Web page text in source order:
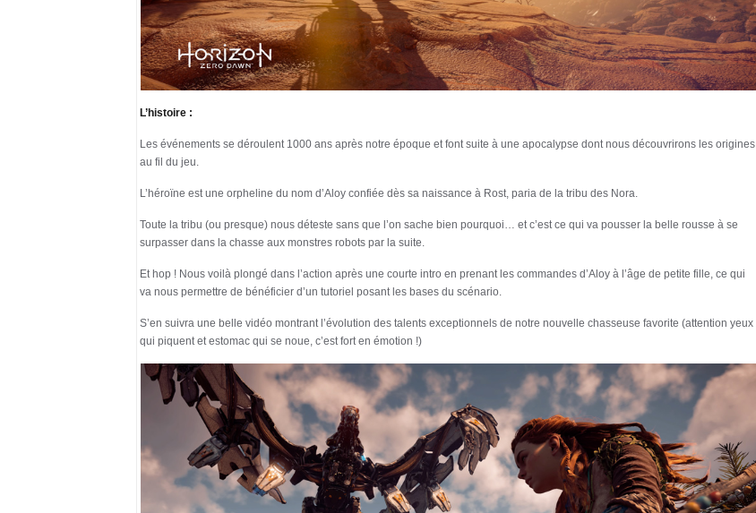
L’histoire :
Les événements se déroulent 1000 ans après notre époque et font suite à une apocalypse dont nous découvrirons les origines
au fil du jeu.
L’héroïne est une orpheline du nom d’Aloy confiée dès sa naissance à Rost, paria de la tribu des Nora.
Toute la tribu (ou presque) nous déteste sans que l’on sache bien pourquoi… et c’est ce qui va pousser la belle rousse à se
surpasser dans la chasse aux monstres robots par la suite.
Et hop ! Nous voilà plongé dans l’action après une courte intro en prenant les commandes d’Aloy à l’âge de petite fille, ce qui
va nous permettre de bénéficier d’un tutoriel posant les bases du scénario.
S’en suivra une belle vidéo montrant l’évolution des talents exceptionnels de notre nouvelle chasseuse favorite (attention yeux
qui piquent et estomac qui se noue, c’est fort en émotion !)